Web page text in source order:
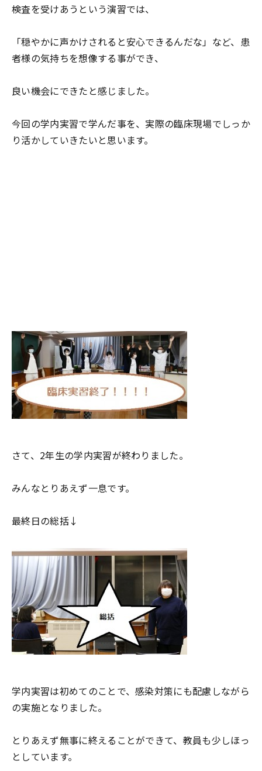
検査を受けあうという演習では、
「穏やかに声かけされると安心できるんだな」など、患
者様の気持ちを想像する事ができ、
良い機会にできたと感じました。
今回の学内実習で学んだ事を、実際の臨床現場でしっか
り活かしていきたいと思います。
さて、2年生の学内実習が終わりました。
みんなとりあえず一息です。
最終日の総括↓
学内実習は初めてのことで、感染対策にも配慮しながら
の実施となりました。
とりあえず無事に終えることができて、教員も少しほっ
としています。